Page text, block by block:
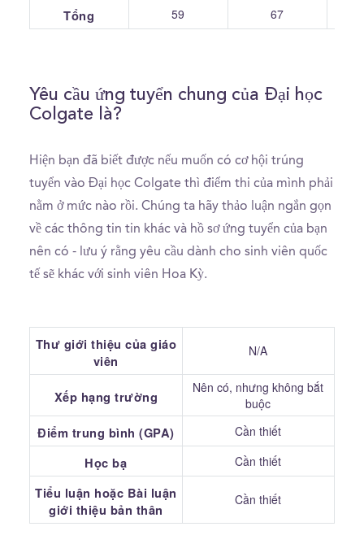
Tổng 59 67
Yêu cầu ứng tuyển chung của Đại học
Colgate là?
Hiện bạn đã biết được nếu muốn có cơ hội trúng
tuyển vào Đại học Colgate thì điểm thi của mình phải
nằm ở mức nào rồi. Chúng ta hãy thảo luận ngắn gọn
về các thông tin tin khác và hồ sơ ứng tuyển của bạn
nên có - lưu ý rằng yêu cầu dành cho sinh viên quốc
tế sẽ khác với sinh viên Hoa Kỳ.
Thư giới thiệu của giáo
viên
N/A
Xếp hạng trường
Nên có, nhưng không bắt
buộc
Điểm trung bình (GPA) Cần thiết
Học bạ Cần thiết
Tiểu luận hoặc Bài luận
giới thiệu bản thân
Cần thiết